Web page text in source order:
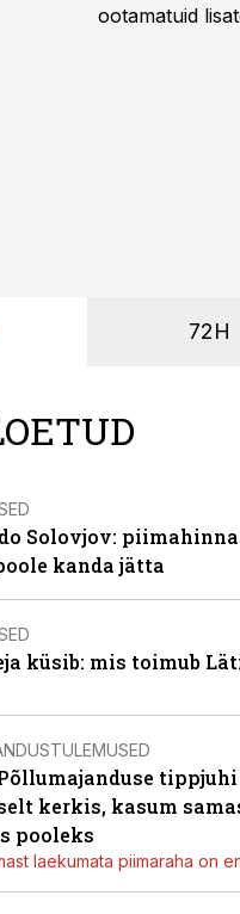
ootamatuid
72H
Solovjov:
kanda jätta
küsib: mis toimub
kerkis, kasum
pooleks
laekumata piimaraha on